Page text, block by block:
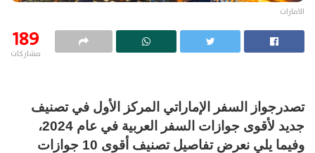
الامارات
189
مشاركات
تصدرجواز السفر الإماراتي المركز الأول في تصنيف
جديد لأقوى جوازات السفر العربية في عام 2024،
وفيما يلي نعرض تفاصيل تصنيف أقوى 10 جوازات